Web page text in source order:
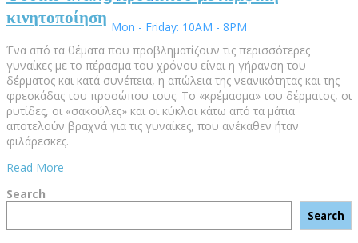
Mon - Friday: 10AM - 8PM
κινητοποίηση
Ένα από τα θέματα που προβληματίζουν τις περισσότερες
γυναίκες με το πέρασμα του χρόνου είναι η γήρανση του
δέρματος και κατά συνέπεια, η απώλεια της νεανικότητας και της
φρεσκάδας του προσώπου τους. Το «κρέμασμα» του δέρματος, οι
ρυτίδες, οι «σακούλες» και οι κύκλοι κάτω από τα μάτια
αποτελούν βραχνά για τις γυναίκες, που ανέκαθεν ήταν
φιλάρεσκες.
Read More
Search
Search